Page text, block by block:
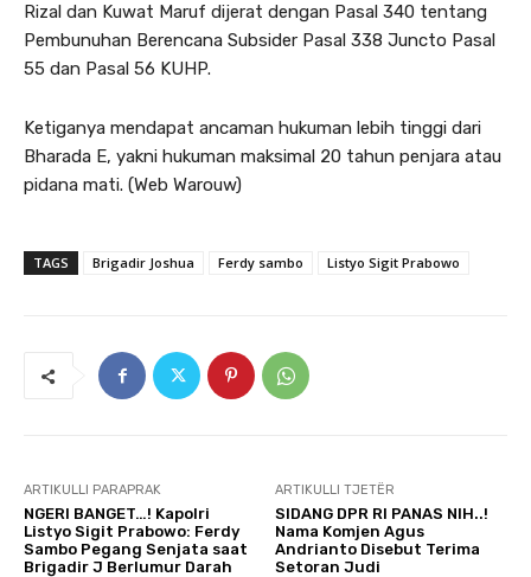
Rizal dan Kuwat Maruf dijerat dengan Pasal 340 tentang
Pembunuhan Berencana Subsider Pasal 338 Juncto Pasal
55 dan Pasal 56 KUHP.
Ketiganya mendapat ancaman hukuman lebih tinggi dari
Bharada E, yakni hukuman maksimal 20 tahun penjara atau
pidana mati. (Web Warouw)
TAGS Brigadir Joshua Ferdy sambo Listyo Sigit Prabowo
ARTIKULLI PARAPRAK
NGERI BANGET…! Kapolri
Listyo Sigit Prabowo: Ferdy
Sambo Pegang Senjata saat
Brigadir J Berlumur Darah
ARTIKULLI TJETËR
SIDANG DPR RI PANAS NIH..!
Nama Komjen Agus
Andrianto Disebut Terima
Setoran Judi